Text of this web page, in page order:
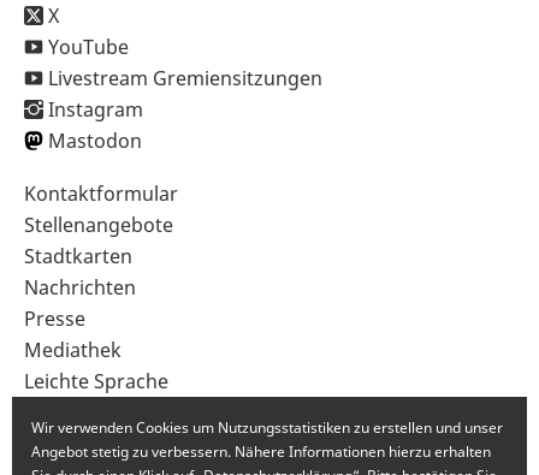
X
YouTube
Livestream Gremiensitzungen
Instagram
Mastodon
Sekundärnavigation
im
Fußbereich
Kontaktformular
Stellenangebote
Stadtkarten
Nachrichten
Presse
Mediathek
Leichte Sprache
Wir verwenden Cookies um Nutzungsstatistiken zu erstellen und unser
Angebot stetig zu verbessern. Nähere Informationen hierzu erhalten